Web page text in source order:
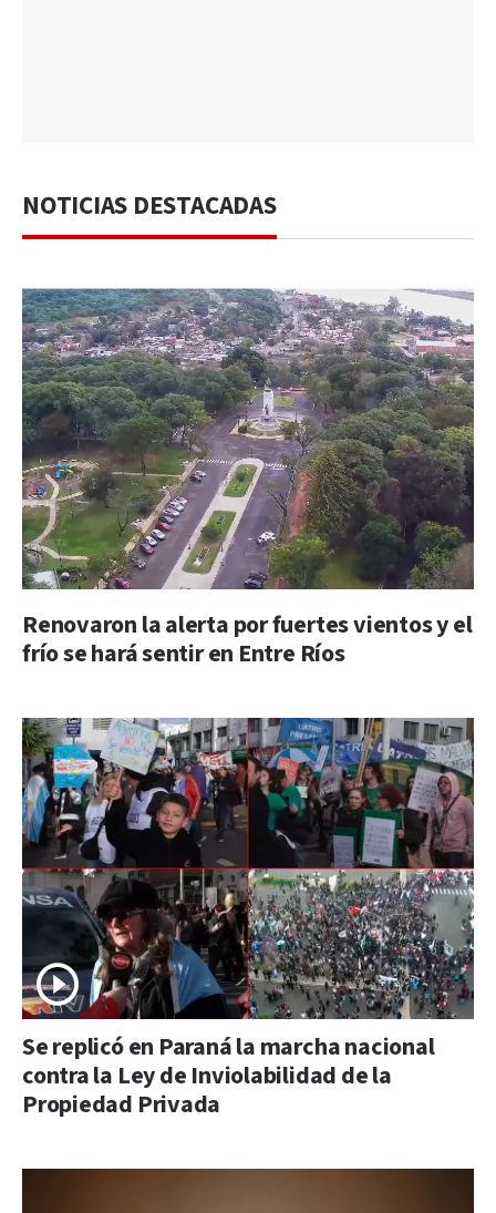
NOTICIAS DESTACADAS
Renovaron la alerta por fuertes vientos y el
frío se hará sentir en Entre Ríos
Se replicó en Paraná la marcha nacional
contra la Ley de Inviolabilidad de la
Propiedad Privada